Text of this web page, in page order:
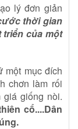
lý đơn giản
thời gian
của một
một mục đích
chơn làm rối
giá giống nòi.
cổ....Dân